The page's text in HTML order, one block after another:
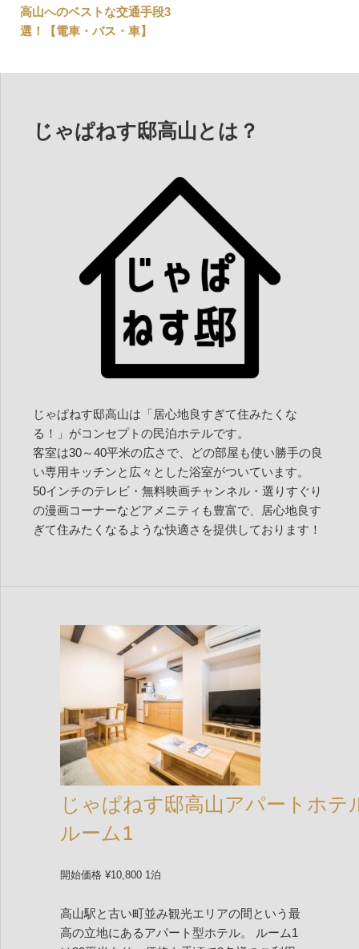
稿
ー
高山へのベストな交通手段3
選！【電車・バス・車】
じゃぱねす邸高山とは？
じゃぱねす邸高山は「居心地良すぎて住みたくな
る！」がコンセプトの民泊ホテルです。
客室は30～40平米の広さで、どの部屋も使い勝手の良
い専用キッチンと広々とした浴室がついています。
50インチのテレビ・無料映画チャンネル・選りすぐり
の漫画コーナーなどアメニティも豊富で、居心地良す
ぎて住みたくなるような快適さを提供しております！
じゃぱねす邸高山アパートホテ
ルーム1
開始価格 ¥10,800 1泊
高山駅と古い町並み観光エリアの間という最
高の立地にあるアパート型ホテル。 ルーム1